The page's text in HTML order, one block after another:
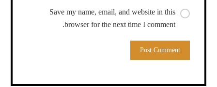
Save my name, email, and website in this
browser for the next time I comment.